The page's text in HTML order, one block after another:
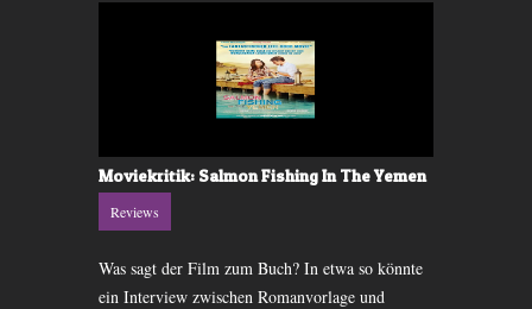
Moviekritik: Salmon Fishing In The Yemen
Reviews
Was sagt der Film zum Buch? In etwa so könnte
ein Interview zwischen Romanvorlage und